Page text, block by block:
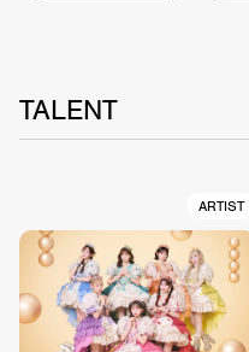
TALENT
ARTIST